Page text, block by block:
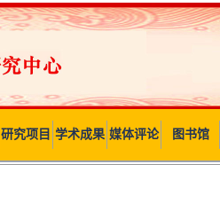
研究项目 学术成果 媒体评论 图书馆